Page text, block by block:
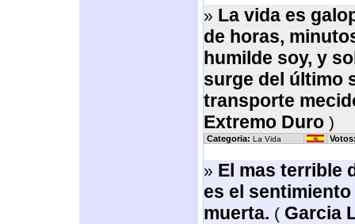
» La vida es
de horas,
humilde soy, y
surge del último
transporte
Extremo Duro)
Categoria: La Vida
» El mas terrible
es el
muerta. ( Garcia